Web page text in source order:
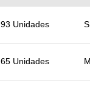
93 Unidades S
65 Unidades